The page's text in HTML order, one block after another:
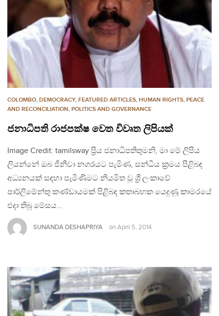
COLOMBO, DEMOCRACY, FEATURED ARTICLES, HUMAN RIGHTS, PEACE
AND RECONCILIATION, POLITICS AND GOVERNANCE
ජනාධිපති රාජපක්ෂ වෙත විවෘත ලිපියක්
Image Credit: tamilsway ප්‍රිය ජනාධිපතිතුමනි, මා මේ ලිපිය
ලියන්නේ ඔබ ජීනීවා නගරයට පැමිණ, සන්ධිය ක්‍රමය පිළිබඳ
අධ්‍යනයක් සඳහා පැමිණිමට නියමිත වූ ශ්‍රී ලංකාවේ
පාර්ලිමේන්තු කණ්ඩායමක් පිළිබඳ කතාබහක යෙදුණූ කාමරයේ
එදා තිබූ මේසය…
SUNANDA DESHAPRIYA on April 5, 2014